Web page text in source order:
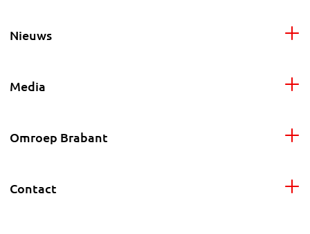
Nieuws
Media
Omroep Brabant
Contact